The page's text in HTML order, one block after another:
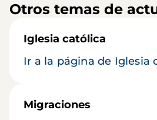
Otros temas de
Iglesia católica
Ir a la página de Iglesia
Migraciones